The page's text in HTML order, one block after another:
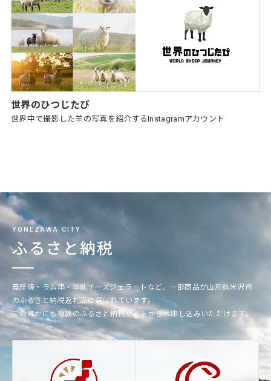
世界のひつじたび
世界中で撮影した羊の写真を紹介するInstagramアカウント
YONEZAWA CITY
ふるさと納税
義経焼・ラム串・羊乳チーズジェラートなど、一部商品が山形県米沢市
のふるさと納税返礼品に選ばれています。
このほかにも複数のふるさと納税サイトからお申し込みいただけます。